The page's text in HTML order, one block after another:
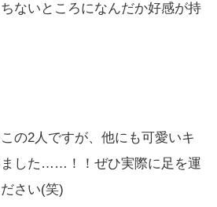
ないところになんだか好感が持
の2人ですが、他にも可愛いキ
ました……！！ぜひ実際に足を運
さい(笑)